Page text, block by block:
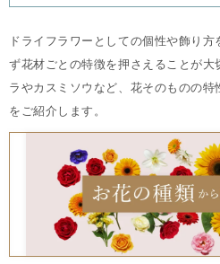
ドライフラワーとしての個性や飾り方
ず花材ごとの特徴を押さえることが大
ラやカスミソウなど、花そのものの特
をご紹介します。